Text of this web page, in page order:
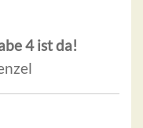
4 ist da!